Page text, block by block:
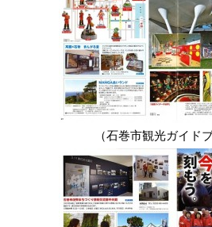
（石巻市観光ガイド